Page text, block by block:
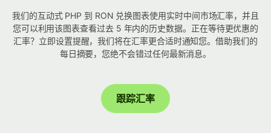
我们的互动式 PHP 到 RON 兑换图表使用实时中间市场汇率，并且
您可以利用该图表查看过去 5 年内的历史数据。正在等待更优惠的
汇率？立即设置提醒，我们将在汇率更合适时通知您。借助我们的
每日摘要，您绝不会错过任何最新消息。
跟踪汇率